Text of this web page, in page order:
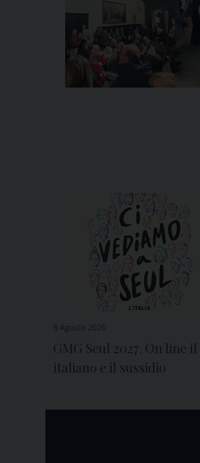
8 Agosto 2026
GMG Seul 2027. On line
italiano e il sussidio